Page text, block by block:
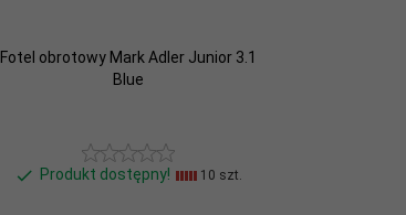
Fotel obrotowy Mark Adler Junior 3.1
Blue
Produkt dostępny! 10 szt.